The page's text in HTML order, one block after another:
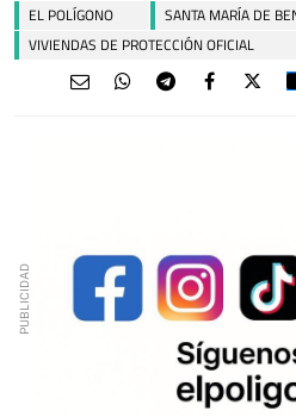
EL POLÍGONO SANTA MARÍA DE
VIVIENDAS DE PROTECCIÓN OFICIAL